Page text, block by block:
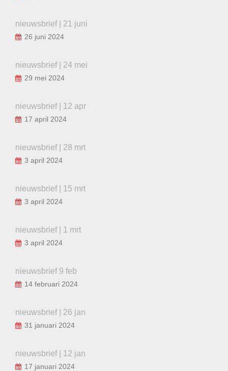
nieuwsbrief | 21 juni
26 juni 2024
nieuwsbrief | 24 mei
29 mei 2024
nieuwsbrief | 12 apr
17 april 2024
nieuwsbrief | 28 mrt
3 april 2024
nieuwsbrief | 15 mrt
3 april 2024
nieuwsbrief | 1 mrt
3 april 2024
nieuwsbrief 9 feb
14 februari 2024
nieuwsbrief | 26 jan
31 januari 2024
nieuwsbrief | 12 jan
17 januari 2024